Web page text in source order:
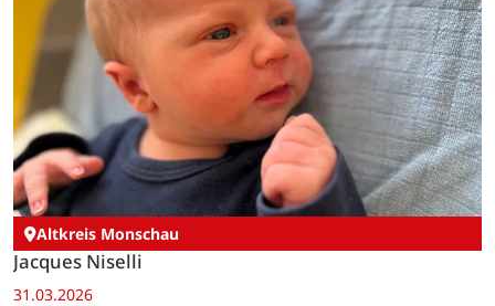
Altkreis Monschau
Jacques Niselli
31.03.2026